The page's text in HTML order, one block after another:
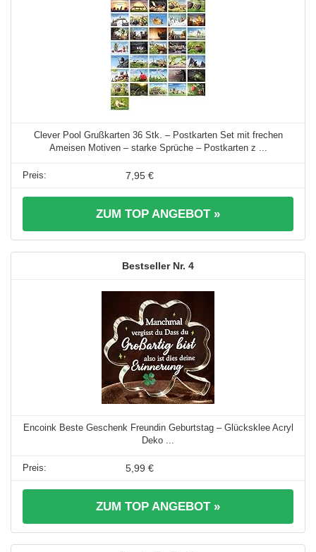
Clever Pool Grußkarten 36 Stk. – Postkarten Set mit frechen
Ameisen Motiven – starke Sprüche – Postkarten z ...
7,95 €
ZUM TOP ANGEBOT »
4
Encoink Beste Geschenk Freundin Geburtstag – Glücksklee Acryl
Deko ...
5,99 €
ZUM TOP ANGEBOT »